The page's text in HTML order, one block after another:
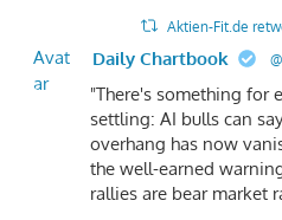
Aktien-Fit.de
Avat
ar
Daily Chartbook
"There's something for
settling: AI bulls can
overhang has now
the well-earned
rallies are bear market